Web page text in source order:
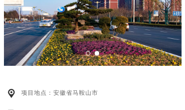
项目地点：安徽省马鞍山市